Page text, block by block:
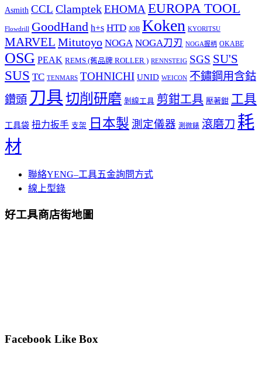
Asmith CCL ClamptekEHOMAEUROPA TOOL
Flowdrill GoodHand h+s HTD JOB Koken KYORITSU
MARVEL Mitutoyo NOGA NOGA刀刃 NOGA握柄 OKABE
OSG PEAK REMS (舊品牌 ROLLER ) RENNSTEIG SGS SU'S
SUS TC TENMARS TOHNICHI UNID WEICON 不鏽鋼用含鈷
鑽頭 刀具切削研磨 剝線工具 剪鉗工具 壓著鉗 工具
工具袋 扭力扳手 支架 日本製 測定儀器 測微錶 滾磨刀 耗
材
聯絡YENG–工具五金詢問方式
線上型錄
好工具商店街地圖
Facebook Like Box